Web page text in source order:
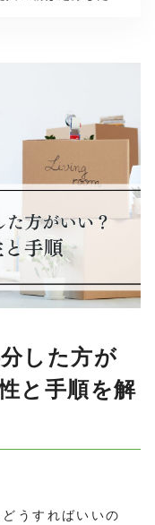
した方が
と手順を解
うすればいいの